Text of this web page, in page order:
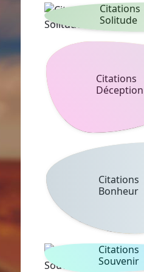
Citations
Solitude
Citations
Déception
Citations
Bonheur
Citations
Souvenir